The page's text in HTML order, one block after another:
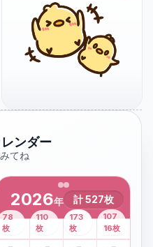
ンダー
てね
2026年 計527枚
1月 2月 3月
43
枚
4月
107
枚
78
枚
110
枚
173
枚
16枚